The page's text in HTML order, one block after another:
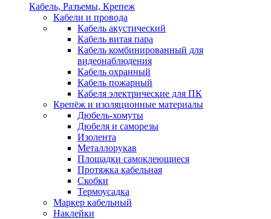
Кабель, Разъемы, Крепеж
Кабели и провода
Кабель акустический
Кабель витая пара
Кабель комбинированный для
видеонаблюдения
Кабель охранный
Кабель пожарный
Кабеля электрические для ПК
Крепёж и изоляционные материалы
Дюбель-хомуты
Дюбеля и саморезы
Изолента
Металлорукав
Площадки самоклеющиеся
Протяжка кабельная
Скобки
Термоусадка
Маркер кабельный
Наклейки